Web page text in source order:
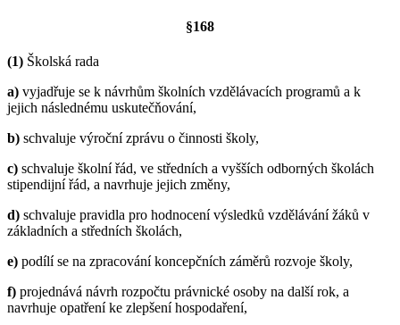
§168
(1) Školská rada
a) vyjadřuje se k návrhům školních vzdělávacích programů a k
jejich následnému uskutečňování,
b) schvaluje výroční zprávu o činnosti školy,
c) schvaluje školní řád, ve středních a vyšších odborných školách
stipendijní řád, a navrhuje jejich změny,
d) schvaluje pravidla pro hodnocení výsledků vzdělávání žáků v
základních a středních školách,
e) podílí se na zpracování koncepčních záměrů rozvoje školy,
f) projednává návrh rozpočtu právnické osoby na další rok, a
navrhuje opatření ke zlepšení hospodaření,